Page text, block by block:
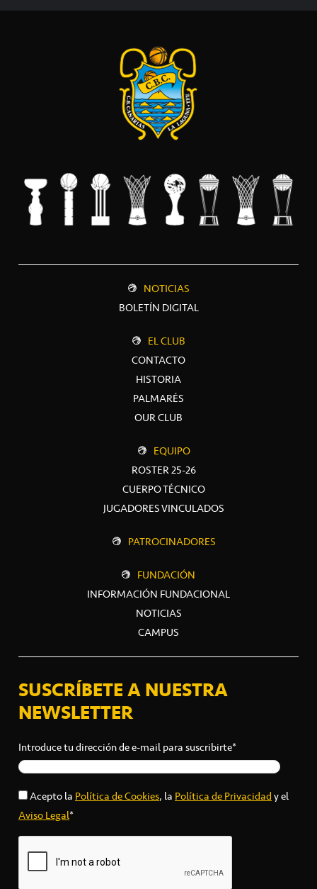
NOTICIAS
BOLETÍN DIGITAL
EL CLUB
CONTACTO
HISTORIA
PALMARÉS
OUR CLUB
EQUIPO
ROSTER 25-26
CUERPO TÉCNICO
JUGADORES VINCULADOS
PATROCINADORES
FUNDACIÓN
INFORMACIÓN FUNDACIONAL
NOTICIAS
CAMPUS
SUSCRÍBETE A NUESTRA
NEWSLETTER
Introduce tu dirección de e-mail para suscribirte*
Acepto laPolítica de Cookies, laPolítica de Privacidady el
Aviso Legal*